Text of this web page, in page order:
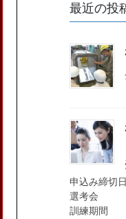
最近の投
申込み締切
選考会 ：
訓練期間